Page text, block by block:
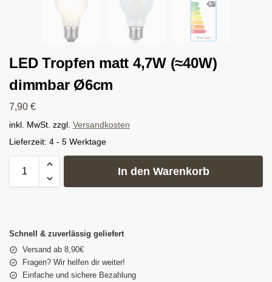
LED Tropfen matt 4,7W (≈40W)
dimmbar Ø6cm
7,90 €
inkl. MwSt. zzgl. Versandkosten
Lieferzeit: 4 - 5 Werktage
In den Warenkorb
Schnell & zuverlässig geliefert
Versand ab 8,90€
Fragen? Wir helfen dir weiter!
Einfache und sichere Bezahlung